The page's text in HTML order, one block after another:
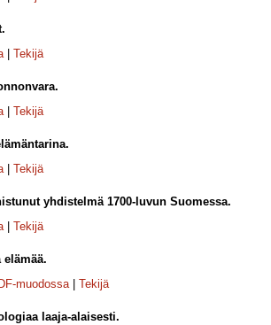
| Tekijä
| Tekijä
| Tekijä
yhdistelmä 1700-luvun Suomessa.
| Tekijä
muodossa| Tekijä
laaja-alaisesti.